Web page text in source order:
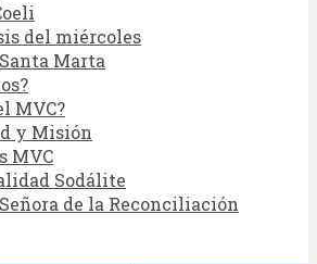
del miércoles
Marta
MVC?
y Misión
MVC
Sodálite
de la Reconciliación